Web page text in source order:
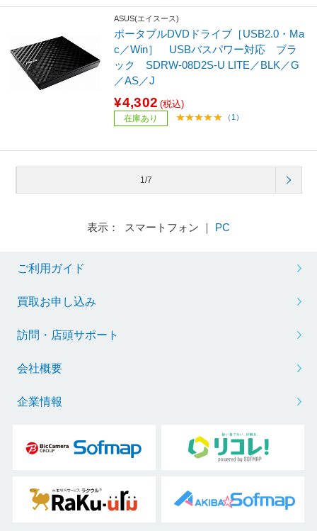
ASUS(エイスース)
ポータブルDVDドライブ［USB2.0・Ma
c／Win］ USBバスパワー対応 ブラ
ック SDRW-08D2S-U LITE／BLK／G
／AS／J
¥4,302 (税込)
在庫あり （1）
1/7
表示： スマートフォン ｜ PC
ご利用ガイド
買取お申し込み
訪問・店頭サポート
会社概要
企業情報